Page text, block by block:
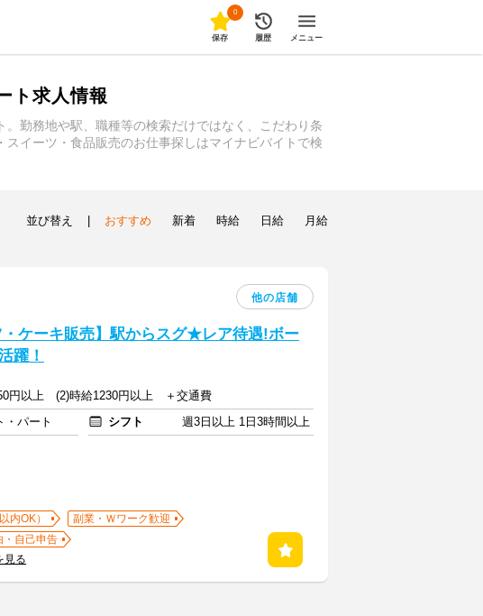
0
保存 履歴 メニュー
ト求人情報
勤務地や駅、職種等の検索だけではなく、こだわり条
イーツ・食品販売のお仕事探しはマイナビバイトで検
並び替え おすすめ 新着 時給 日給 月給
他の店舗
・ケーキ販売】駅からスグ★レア待遇!ボー
躍！
円以上 (2)時給1230円以上 ＋交通費
・パート シフト
週3日以上 1日3時間以上
内OK）
副業・Ｗワーク歓迎
・自己申告
見る